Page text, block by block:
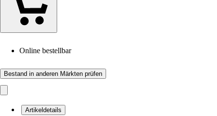
Online bestellbar
Bestand in anderen Märkten prüfen
Artikeldetails